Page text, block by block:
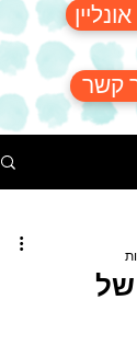
קשר
של